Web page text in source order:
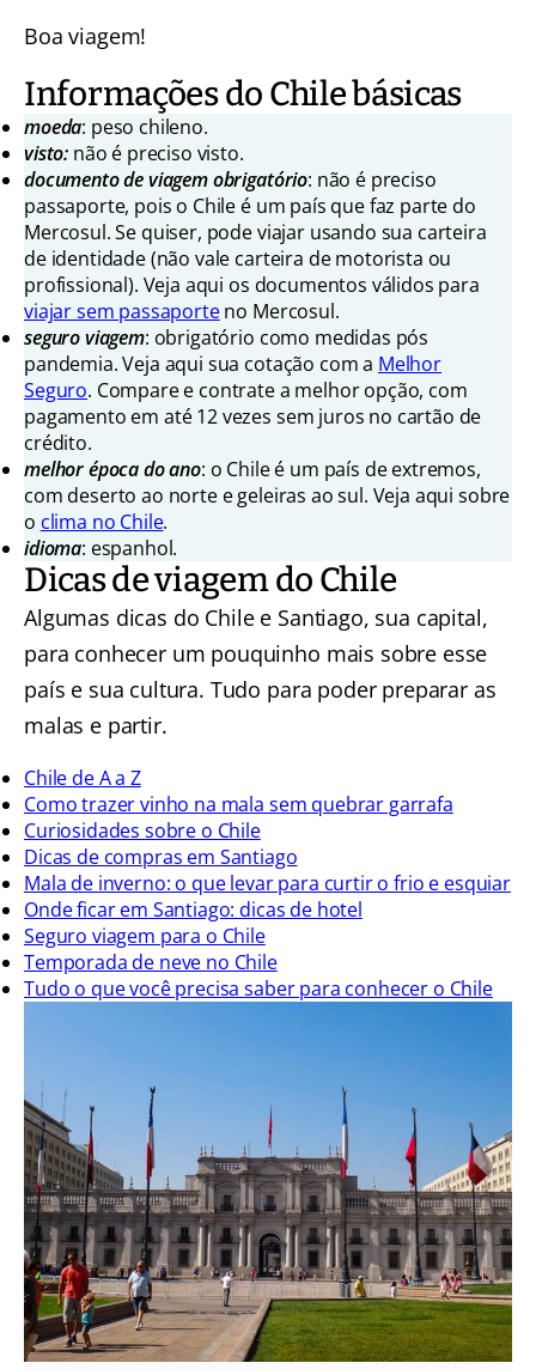
Boa viagem!
Informações do Chile básicas
moeda: peso chileno.
visto: não é preciso visto.
documento de viagem obrigatório: não é preciso
passaporte, pois o Chile é um país que faz parte do
Mercosul. Se quiser, pode viajar usando sua carteira
de identidade (não vale carteira de motorista ou
profissional). Veja aqui os documentos válidos para
viajar sem passaporteno Mercosul.
seguro viagem: obrigatório como medidas pós
pandemia. Veja aqui sua cotação com a Melhor
Seguro. Compare e contrate a melhor opção, com
pagamento em até 12 vezes sem juros no cartão de
crédito.
melhor época do ano: o Chile é um país de extremos,
com deserto ao norte e geleiras ao sul. Veja aqui sobre
o clima no Chile.
idioma: espanhol.
Dicas de viagem do Chile
Algumas dicas do Chile e Santiago, sua capital,
para conhecer um pouquinho mais sobre esse
país e sua cultura. Tudo para poder preparar as
malas e partir.
Chile de A a Z
Como trazer vinho na mala sem quebrar garrafa
Curiosidades sobre o Chile
Dicas de compras em Santiago
Mala de inverno: o que levar para curtir o frio e esquiar
Onde ficar em Santiago: dicas de hotel
Seguro viagem para o Chile
Temporada de neve no Chile
Tudo o que você precisa saber para conhecer o Chile